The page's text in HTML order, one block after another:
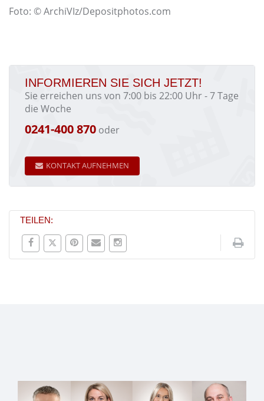
Foto: © ArchiVIz/Depositphotos.com
INFORMIEREN SIE SICH JETZT!
Sie erreichen uns von 7:00 bis 22:00 Uhr - 7 Tage
die Woche
0241-400 870 oder
KONTAKT AUFNEHMEN
TEILEN: